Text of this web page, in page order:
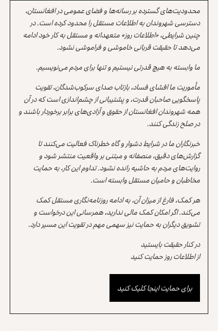
محدودیت‌های گسترده بر رسانه‌ها و فضای عمومی در افغانستان،
دسترسی شهروندان به اطلاعات مستقل را محدود کرده است. در
چنین شرایطی، «اطلاعات روز» متعهدانه و مستقل به کار خود ادامه
می‌دهد تا حقیقت قربانی خاموشی و فراموشی نشود.
ما وابسته به هیچ قدرتی نیستیم و تنها برای مردم می‌نویسیم.
مأموریت ما افشای فساد، بازتاب صدای سرکوب‌شدگان، تقویت
پاسخگویی صاحبان قدرت، و پشتیبانی از چشم‌اندازی است که در آن
همه شهروندان افغانستان از حقوق و آزادی‌های برابر برخوردار باشند و
در صلح زندگی کنند.
خبرنگاران ما در شرایط دشوار و گاه خطرناک فعالیت می‌کنند تا
گزارش‌های دقیق، منصفانه و مبتنی بر واقعیت منتشر شود و
روایت‌های مردم به حاشیه رانده نشود. تداوم این کار، به حمایت
مخاطبان و حامیان مستقل وابسته است.
هر کمک، فارغ از میزان آن، به ادامه روزنامه‌نگاری مستقل کمک
می‌کند. اگر امکان کمک مالی ندارید، همرسانی این درخواست و
تشویق دیگران به حمایت نیز سهمی مهم در تقویت این مسیر دارد.
در کنار حقیقت بایستید
از اطلاعات روز حمایت کنید
برای حمایت اینجا کلیک کنید